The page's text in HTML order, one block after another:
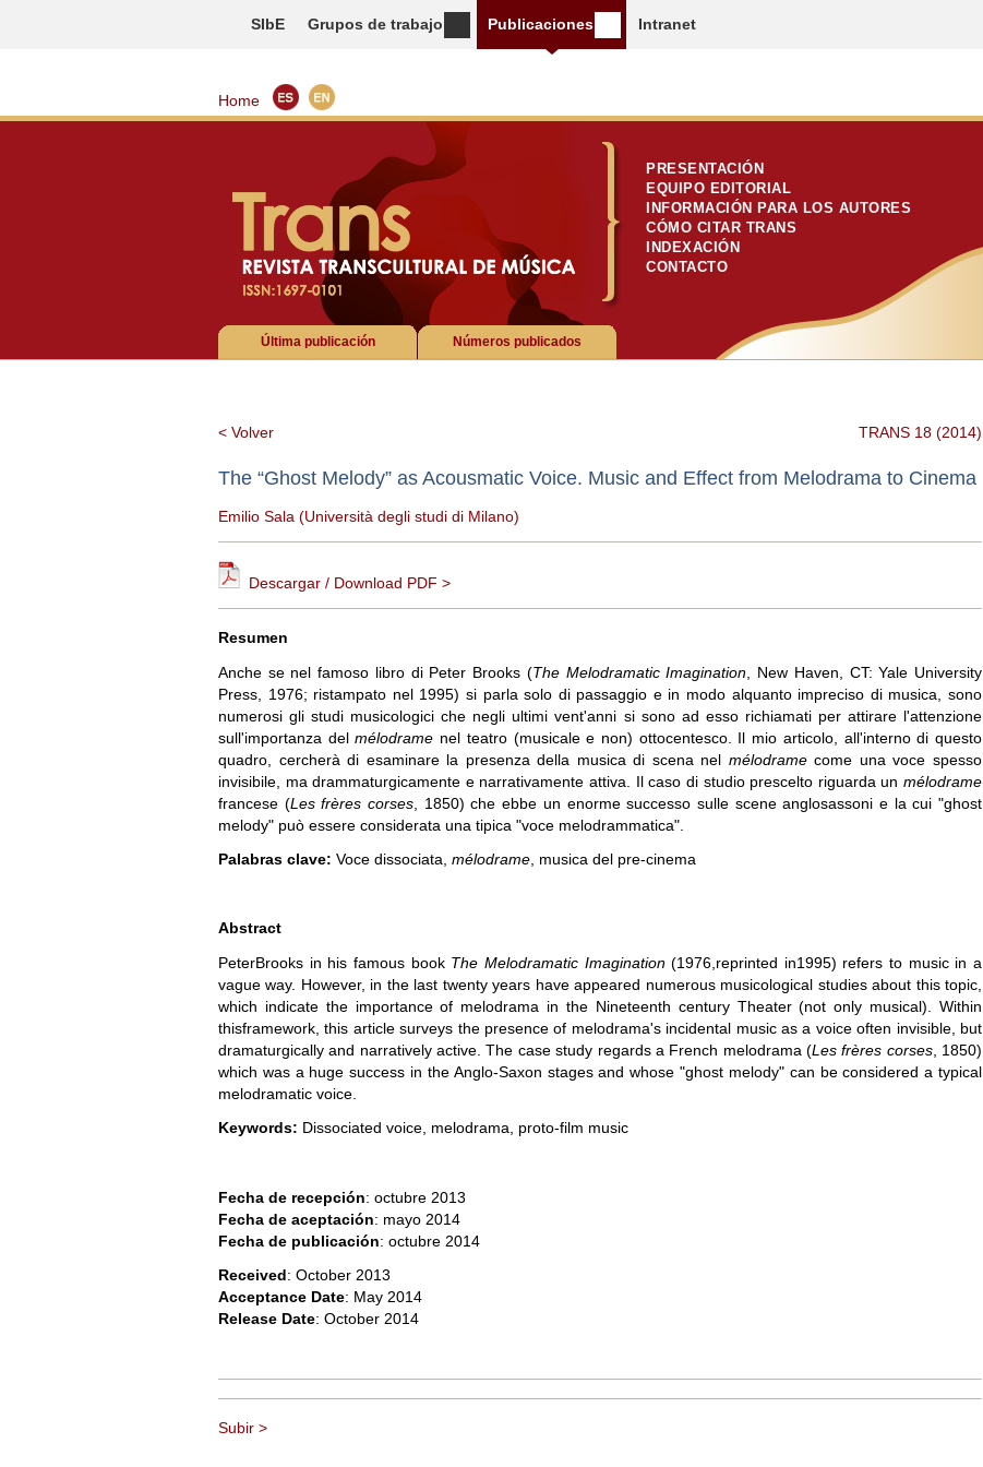
SIbE Grupos de trabajo Publicaciones Intranet
Home
PRESENTACIÓN
EQUIPO EDITORIAL
INFORMACIÓN PARA LOS AUTORES
CÓMO CITAR TRANS
INDEXACIÓN
CONTACTO
Números publicados
Última publicación
< Volver TRANS 18 (2014)
The “Ghost Melody” as Acousmatic Voice. Music and Effect from Melodrama to Cinema
Emilio Sala (Università degli studi di Milano)
Descargar / Download PDF >
Resumen
Anche se nel famoso libro di Peter Brooks (The Melodramatic Imagination , New Haven, CT: Yale University
Press, 1976; ristampato nel 1995) si parla solo di passaggio e in modo alquanto impreciso di musica, sono
numerosi gli studi musicologici che negli ultimi vent'anni si sono ad esso richiamati per attirare l'attenzione
sull'importanza delmélodrame nel teatro (musicale e non) ottocentesco. Il mio articolo, all'interno di questo
quadro, cercherà di esaminare la presenza della musica di scena nel mélodramecome una voce spesso
invisibile, ma drammaturgicamente e narrativamente attiva. Il caso di studio prescelto riguarda un mélodrame
francese (Les frères corses , 1850) che ebbe un enorme successo sulle scene anglosassoni e la cui "ghost
melody" può essere considerata una tipica "voce melodrammatica".
Palabras clave: Voce dissociata, mélodrame, musica del pre-cinema
Abstract
PeterBrooks in his famous book The Melodramatic Imagination(1976,reprinted in1995) refers to music in a
vague way. However, in the last twenty years have appeared numerous musicological studies about this topic,
which indicate the importance of melodrama in the Nineteenth century Theater (not only musical). Within
thisframework, this article surveys the presence of melodrama's incidental music as a voice often invisible, but
dramaturgically and narratively active. The case study regards a French melodrama (Les frères corses, 1850)
which was a huge success in the Anglo-Saxon stages and whose "ghost melody" can be considered a typical
melodramatic voice.
Keywords: Dissociated voice, melodrama, proto-film music
Fecha de recepción: octubre 2013
Fecha de aceptación: mayo 2014
Fecha de publicación: octubre 2014
Received: October 2013
Acceptance Date: May 2014
Release Date: October 2014
Subir >